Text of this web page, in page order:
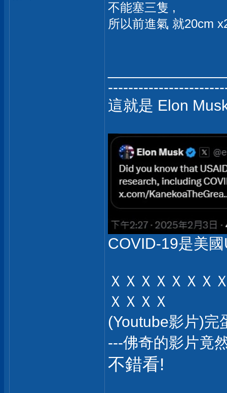
不能塞三隻 ,
所以前進氣 就20cm
這就是 Elon
COVID-19是美
ＸＸＸＸＸＸＸ
ＸＸＸＸ
(Youtube影片)完
---佛奇的影片竟
不錯看!